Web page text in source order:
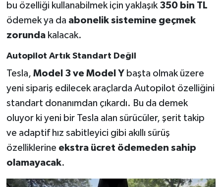
bu özelliği kullanabilmek için yaklaşık 350 bin TL
ödemek ya da abonelik sistemine geçmek
zorundakalacak.
Autopilot Artık Standart Değil
Tesla, Model 3 ve Model Ybaşta olmak üzere
yeni sipariş edilecek araçlarda Autopilot özelliğini
standart donanımdan çıkardı. Bu da demek
oluyor ki yeni bir Tesla alan sürücüler, şerit takip
ve adaptif hız sabitleyici gibi akıllı sürüş
özelliklerine ekstra ücret ödemeden sahip
olamayacak.
Vefat Haberleri